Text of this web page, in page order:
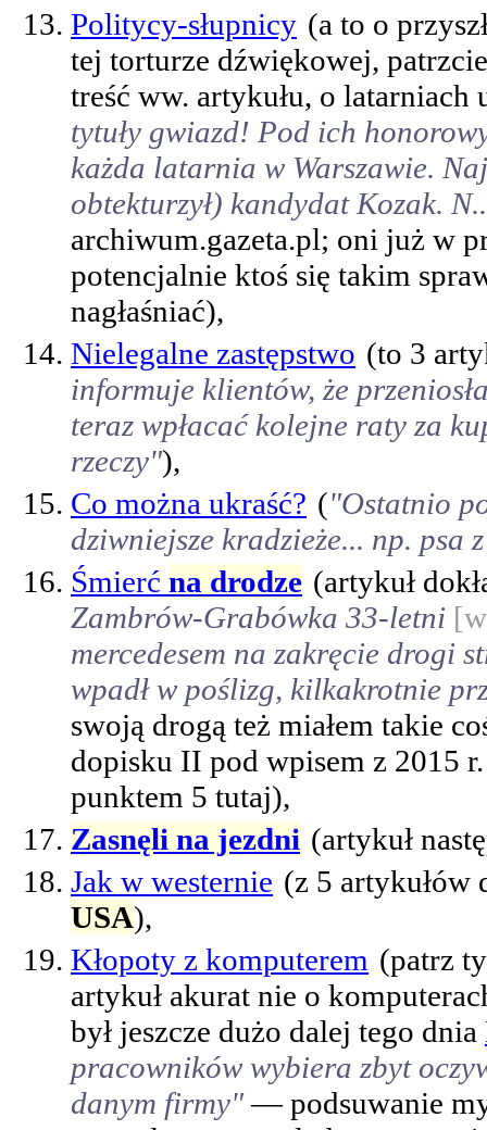
Politycy-słupnicy (a to o
tej torturze dźwiękowej,
treść ww. artykułu, o
tytuły gwiazd! Pod ich
każda latarnia w Warszawie.
obtekturzył) kandydat Kozak.
archiwum.gazeta.pl; oni już w
potencjalnie ktoś się takim
nagłaśniać),
Nielegalne zastępstwo (to 3
informuje klientów, że
teraz wpłacać kolejne raty za
rzeczy"),
Co można ukraść? ("Ostatnio
dziwniejsze kradzieże... np. psa
Śmierć na drodze (artykuł
Zambrów-Grabówka 33-letni
mercedesem na zakręcie drogi
wpadł w poślizg, kilkakrotnie
swoją drogą też miałem takie
dopisku II pod wpisem z 2015
punktem 5 tutaj),
Zasnęli na jezdni (artykuł
Jak w westernie (z 5 artykułów
USA),
Kłopoty z komputerem (patrz
artykuł akurat nie o
był jeszcze dużo dalej tego dnia
pracowników wybiera zbyt
danym firmy"— podsuwanie